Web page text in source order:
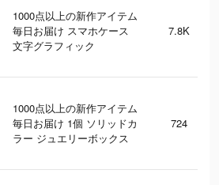
1000点以上の新作アイテム
毎日お届け スマホケース
文字グラフィック
7.8K
1000点以上の新作アイテム
毎日お届け 1個 ソリッドカ
ラー ジュエリーボックス
724